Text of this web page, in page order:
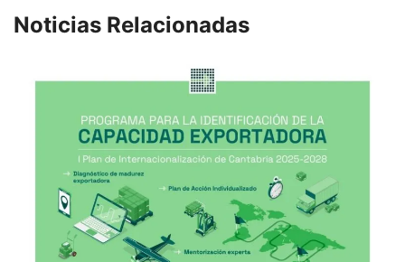
Noticias Relacionadas